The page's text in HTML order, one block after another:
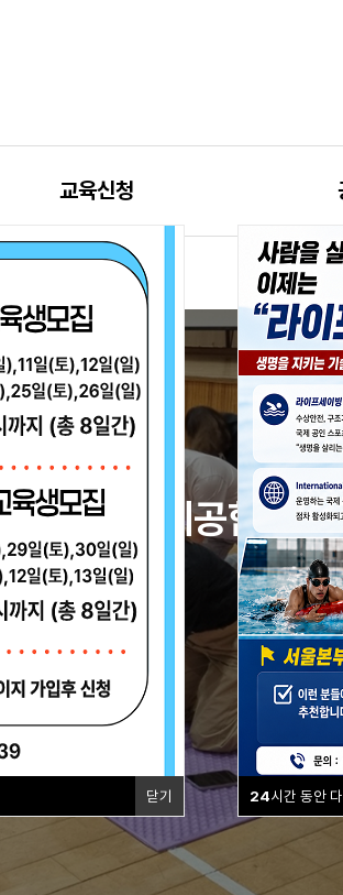
교육신청
24시간 동안
닫기
솔루션을 제공합